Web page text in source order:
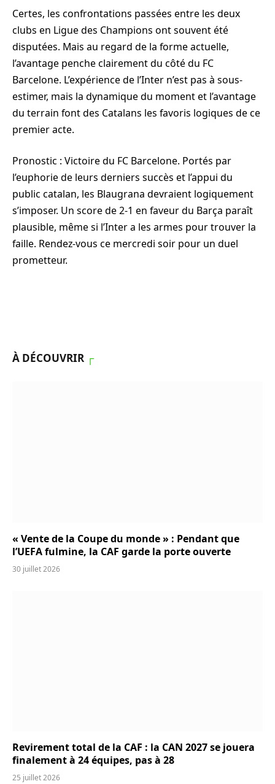
Certes, les confrontations passées entre les deux
clubs en Ligue des Champions ont souvent été
disputées. Mais au regard de la forme actuelle,
l’avantage penche clairement du côté du FC
Barcelone. L’expérience de l’Inter n’est pas à sous-
estimer, mais la dynamique du moment et l’avantage
du terrain font des Catalans les favoris logiques de ce
premier acte.
Pronostic : Victoire du FC Barcelone. Portés par
l’euphorie de leurs derniers succès et l’appui du
public catalan, les Blaugrana devraient logiquement
s’imposer. Un score de 2-1 en faveur du Barça paraît
plausible, même si l’Inter a les armes pour trouver la
faille. Rendez-vous ce mercredi soir pour un duel
prometteur.
À DÉCOUVRIR ┌
« Vente de la Coupe du monde » : Pendant que
l’UEFA fulmine, la CAF garde la porte ouverte
30 juillet 2026
Revirement total de la CAF : la CAN 2027 se jouera
finalement à 24 équipes, pas à 28
25 juillet 2026